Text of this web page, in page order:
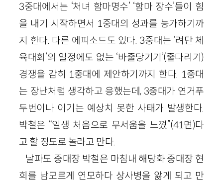
3중대에서는 ‘처녀 함마명수’ ‘함마 장수’들이 힘
을 내기 시작하면서 1중대의 성과를 능가하기까
지 한다. 다른 에피소드도 있다. 3중대는 ‘려단 체
육대회’의 일정에도 없는 ‘바줄당기기’(줄다리기)
경쟁을 감히 1중대에 제안하기까지 한다. 1중대
는 장난처럼 생각하고 응했는데, 3중대가 연거푸
두번이나 이기는 예상치 못한 사태가 발생한다.
박철은 “일생 처음으로 무서움을 느꼈”(41면)다
고 할 정도로 놀라고 만다.
날파도 중대장 박철은 마침내 해당화 중대장 현
희를 남모르게 연모하다 상사병을 앓게 되고 만